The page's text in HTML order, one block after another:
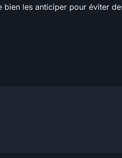
les anticiper pour éviter